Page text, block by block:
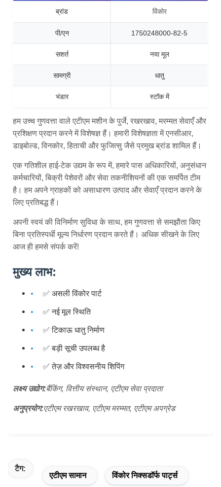
ब्रांड विंकोर
पी/एन 1750248000-82-5
सशर्त नया मूल
सामग्री धातु
भंडार स्टॉक में
हम उच्च गुणवत्ता वाले एटीएम मशीन के पुर्जे, रखरखाव, मरम्मत सेवाएँ और
प्रशिक्षण प्रदान करने में विशेषज्ञ हैं। हमारी विशेषज्ञता में एनसीआर,
डाइबोल्ड, विनकोर, हिताची और फुजित्सु जैसे प्रमुख ब्रांड शामिल हैं।
एक गतिशील हाई-टेक उद्यम के रूप में, हमारे पास अधिकारियों, अनुसंधान
कर्मचारियों, बिक्री पेशेवरों और सेवा तकनीशियनों की एक समर्पित टीम
है। हम अपने ग्राहकों को असाधारण उत्पाद और सेवाएँ प्रदान करने के
लिए प्रतिबद्ध हैं।
अपनी स्वयं की विनिर्माण सुविधा के साथ, हम गुणवत्ता से समझौता किए
बिना प्रतिस्पर्धी मूल्य निर्धारण प्रदान करते हैं। अधिक सीखने के लिए
आज ही हमसे संपर्क करें!
मुख्य लाभ:
✅ असली विंकोर पार्ट
✅ नई मूल स्थिति
✅ टिकाऊ धातु निर्माण
✅ बड़ी सूची उपलब्ध है
✅ तेज़ और विश्वसनीय शिपिंग
लक्ष्य उद्योग:बैंकिंग, वित्तीय संस्थान, एटीएम सेवा प्रदाता
अनुप्रयोग:एटीएम रखरखाव, एटीएम मरम्मत, एटीएम अपग्रेड
टैग:
एटीएम सामान
विंकोर निक्सडॉर्फ पार्ट्स